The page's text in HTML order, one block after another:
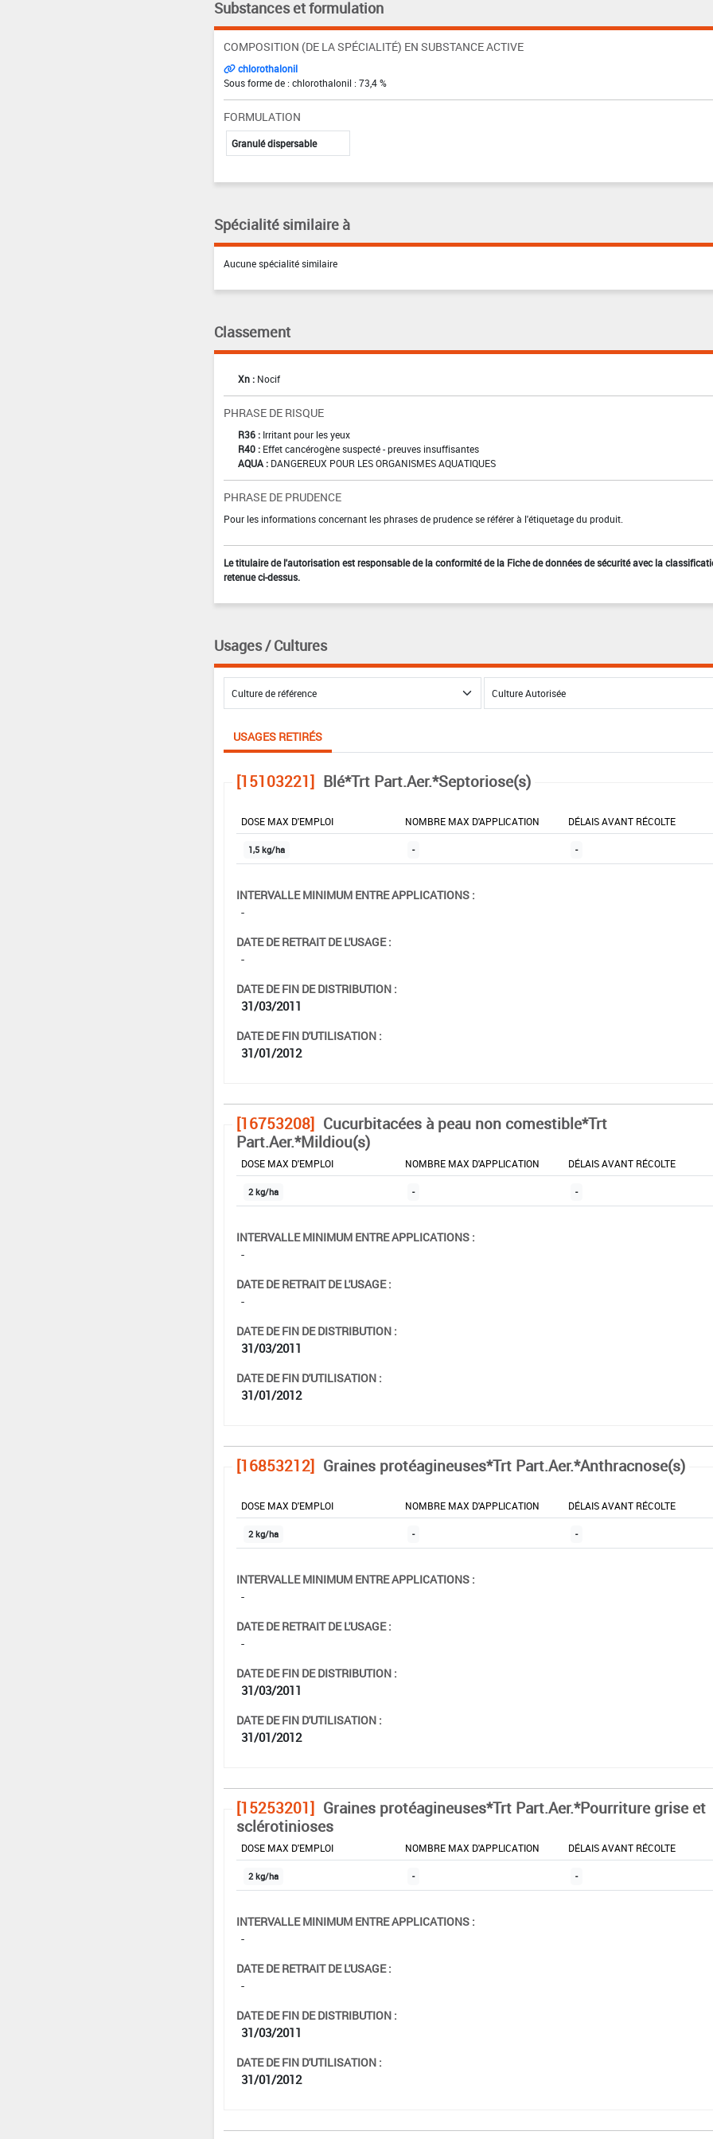
Substances et formulation
COMPOSITION (DE LA SPÉCIALITÉ) EN SUBSTANCE ACTIVE
chlorothalonil
Sous forme de : chlorothalonil : 73,4 %
FORMULATION
Granulé dispersable
Spécialité similaire à
Aucune spécialité similaire
Classement
Xn : Nocif
PHRASE DE RISQUE
R36 : Irritant pour les yeux
R40 : Effet cancérogène suspecté - preuves insuffisantes
AQUA : DANGEREUX POUR LES ORGANISMES AQUATIQUES
PHRASE DE PRUDENCE
Pour les informations concernant les phrases de prudence se référer à l'étiquetage du produit.
Le titulaire de l'autorisation est responsable de la conformité de la Fiche de données de sécurité avec la
retenue ci-dessus.
Usages / Cultures
USAGES RETIRÉS
[15103221] Blé*Trt Part.Aer.*Septoriose(s)
DOSE MAX D'EMPLOI NOMBRE MAX D'APPLICATION DÉLAIS AVANT RÉCOLTE
1,5 kg/ha - -
INTERVALLE MINIMUM ENTRE APPLICATIONS :
-
DATE DE RETRAIT DE L'USAGE :
-
DATE DE FIN DE DISTRIBUTION :
31/03/2011
DATE DE FIN D'UTILISATION :
31/01/2012
[16753208] Cucurbitacées à peau non comestible*Trt
Part.Aer.*Mildiou(s)
DOSE MAX D'EMPLOI NOMBRE MAX D'APPLICATION DÉLAIS AVANT RÉCOLTE
2 kg/ha - -
INTERVALLE MINIMUM ENTRE APPLICATIONS :
-
DATE DE RETRAIT DE L'USAGE :
-
DATE DE FIN DE DISTRIBUTION :
31/03/2011
DATE DE FIN D'UTILISATION :
31/01/2012
[16853212] Graines protéagineuses*Trt Part.Aer.*Anthracnose(s)
DOSE MAX D'EMPLOI NOMBRE MAX D'APPLICATION DÉLAIS AVANT RÉCOLTE
2 kg/ha - -
INTERVALLE MINIMUM ENTRE APPLICATIONS :
-
DATE DE RETRAIT DE L'USAGE :
-
DATE DE FIN DE DISTRIBUTION :
31/03/2011
DATE DE FIN D'UTILISATION :
31/01/2012
[15253201] Graines protéagineuses*Trt Part.Aer.*Pourriture grise et
sclérotinioses
DOSE MAX D'EMPLOI NOMBRE MAX D'APPLICATION DÉLAIS AVANT RÉCOLTE
2 kg/ha - -
INTERVALLE MINIMUM ENTRE APPLICATIONS :
-
DATE DE RETRAIT DE L'USAGE :
-
DATE DE FIN DE DISTRIBUTION :
31/03/2011
DATE DE FIN D'UTILISATION :
31/01/2012